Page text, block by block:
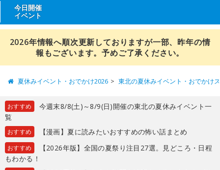
今日開催
イベント
2026年情報へ順次更新しておりますが一部、昨年の情
報もございます。予めご了承ください。
夏休みイベント・おでかけ2026 東北の夏休みイベント・おでかけ
おすすめ
今週末8/8(土)～8/9(日)開催の東北の夏休みイベント一
覧
おすすめ 【漫画】夏に読みたいおすすめの怖い話まとめ
おすすめ
【2026年版】全国の夏祭り注目27選。見どころ・日程
もわかる！